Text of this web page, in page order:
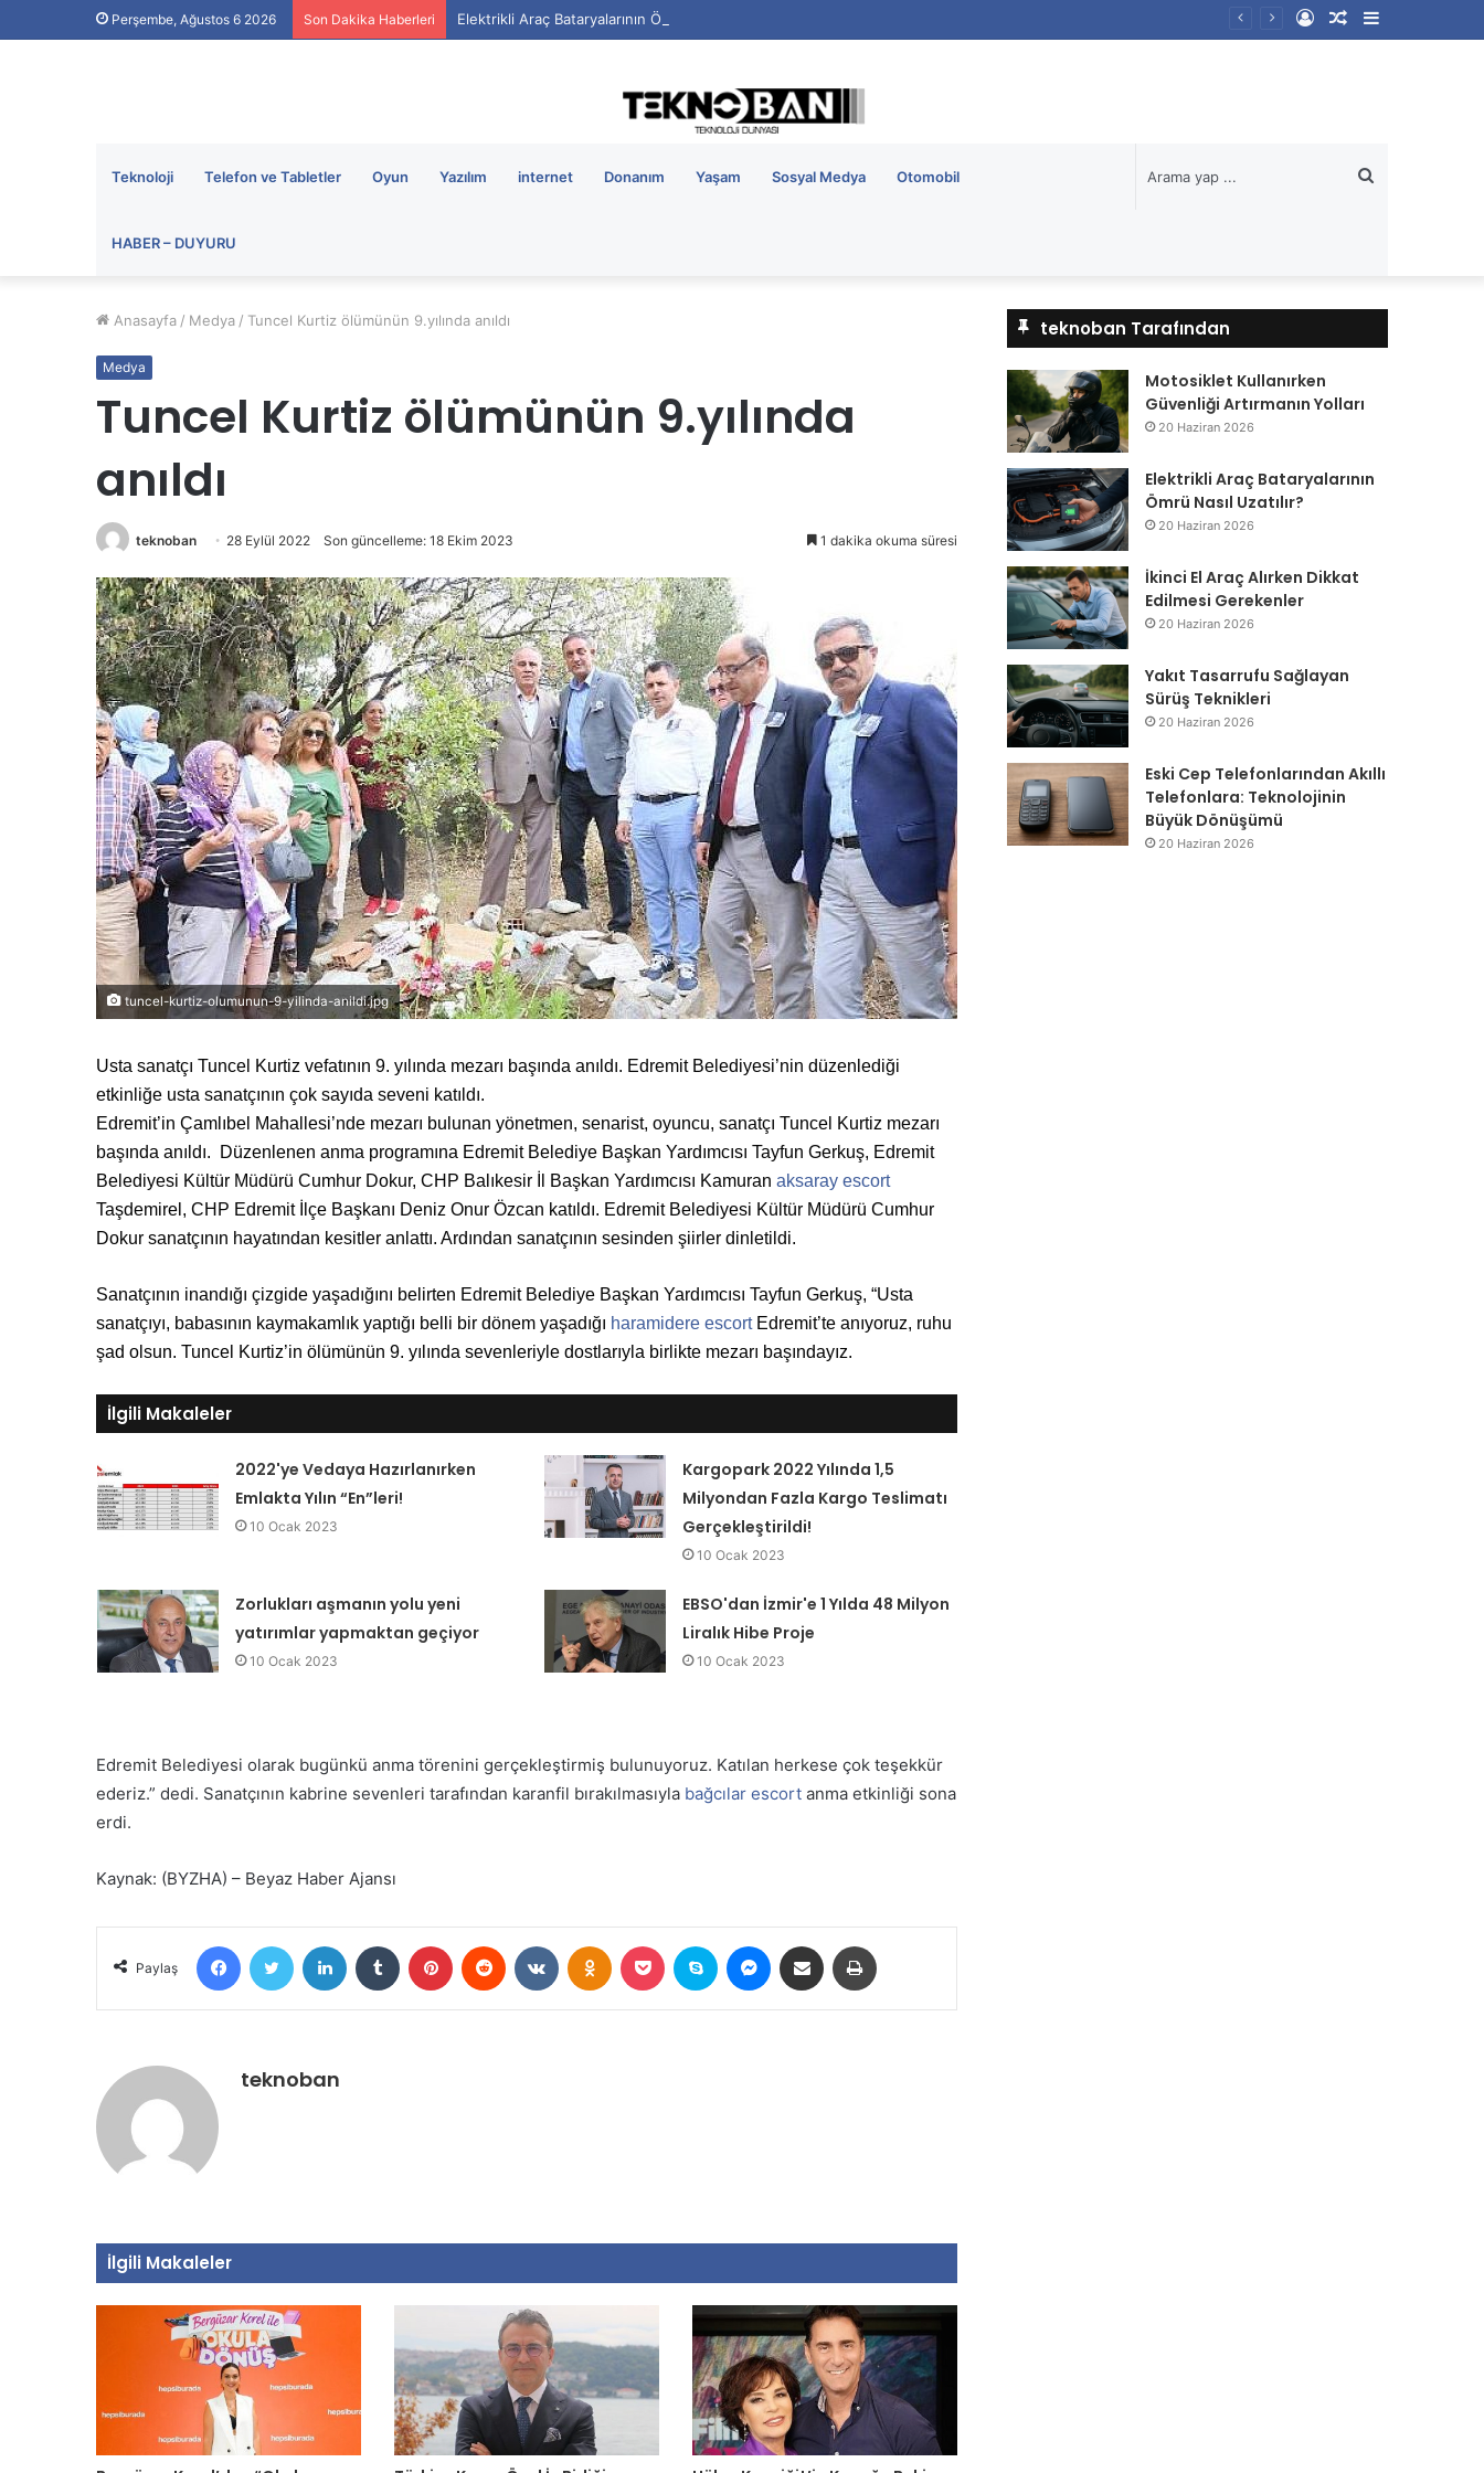
Perşembe, Ağustos 6 2026 Son Dakika Haberleri Elektrikli Araç Bataryalarının Ömrü Nasıl Uzatılır?
Kenar
Rastgele
Kayıt
Teknoloji Telefon ve Tabletler Oyun Yazılım internet Donanım Yaşam Sosyal Medya Otomobil
HABER – DUYURU
...
Anasayfa / Medya / Tuncel Kurtiz ölümünün 9.yılında anıldı
Medya
Tuncel Kurtiz ölümünün 9.yılında
anıldı
teknoban 28 Eylül 2022 Son güncelleme: 18 Ekim 2023 1 dakika okuma süresi
tuncel-kurtiz-olumunun-9-yilinda-anildi.jpg
Usta sanatçı Tuncel Kurtiz vefatının 9. yılında mezarı başında anıldı. Edremit Belediyesi’nin düzenlediği
etkinliğe usta sanatçının çok sayıda seveni katıldı.
Edremit’in Çamlıbel Mahallesi’nde mezarı bulunan yönetmen, senarist, oyuncu, sanatçı Tuncel Kurtiz mezarı
başında anıldı. Düzenlenen anma programına Edremit Belediye Başkan Yardımcısı Tayfun Gerkuş, Edremit
Belediyesi Kültür Müdürü Cumhur Dokur, CHP Balıkesir İl Başkan Yardımcısı Kamuran aksaray escort
Taşdemirel, CHP Edremit İlçe Başkanı Deniz Onur Özcan katıldı. Edremit Belediyesi Kültür Müdürü Cumhur
Dokur sanatçının hayatından kesitler anlattı. Ardından sanatçının sesinden şiirler dinletildi.
Sanatçının inandığı çizgide yaşadığını belirten Edremit Belediye Başkan Yardımcısı Tayfun Gerkuş, “Usta
sanatçıyı, babasının kaymakamlık yaptığı belli bir dönem yaşadığı haramidere escortEdremit’te anıyoruz, ruhu
şad olsun. Tuncel Kurtiz’in ölümünün 9. yılında sevenleriyle dostlarıyla birlikte mezarı başındayız.
İlgili Makaleler
2022'ye Vedaya Hazırlanırken
Emlakta Yılın “En”leri!
10 Ocak 2023
Kargopark 2022 Yılında 1,5
Milyondan Fazla Kargo Teslimatı
Gerçekleştirildi!
10 Ocak 2023
Zorlukları aşmanın yolu yeni
yatırımlar yapmaktan geçiyor
10 Ocak 2023
EBSO'dan İzmir'e 1 Yılda 48 Milyon
Liralık Hibe Proje
10 Ocak 2023
Edremit Belediyesi olarak bugünkü anma törenini gerçekleştirmiş bulunuyoruz. Katılan herkese çok teşekkür
ederiz.” dedi. Sanatçının kabrine sevenleri tarafından karanfil bırakılmasıyla bağcılar escort anma etkinliği sona
erdi.
Kaynak: (BYZHA) – Beyaz Haber Ajansı
Paylaş
FacebookTwitter LinkedIn Tumblr Pinterest Reddit VKontakteOdnoklassniki
Pocket Skype MessengerE-Posta ile paylaş
teknoban
İlgili Makaleler
teknoban Tarafından
Motosiklet Kullanırken
Güvenliği Artırmanın Yolları
20 Haziran 2026
Elektrikli Araç Bataryalarının
Ömrü Nasıl Uzatılır?
20 Haziran 2026
İkinci El Araç Alırken Dikkat
Edilmesi Gerekenler
20 Haziran 2026
Yakıt Tasarrufu Sağlayan
Sürüş Teknikleri
20 Haziran 2026
Eski Cep Telefonlarından Akıllı
Telefonlara: Teknolojinin
Büyük Dönüşümü
20 Haziran 2026